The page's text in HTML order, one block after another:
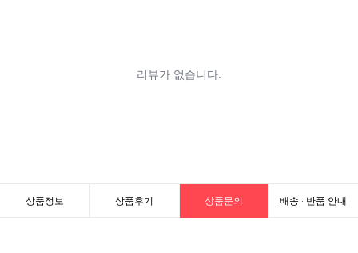
상품정보 상품후기 상품문의 배송 · 반품 안내